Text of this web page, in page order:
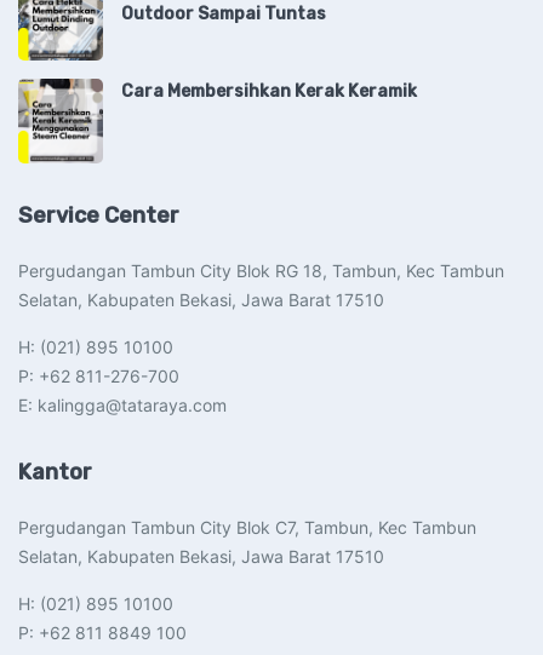
Outdoor Sampai Tuntas
Cara Membersihkan Kerak Keramik
Service Center
Pergudangan Tambun City Blok RG 18, Tambun, Kec Tambun
Selatan, Kabupaten Bekasi, Jawa Barat 17510​
H: (021) 895 10100
P: +62 811-276-700
E: kalingga@tataraya.com
Kantor
Pergudangan Tambun City Blok C7, Tambun, Kec Tambun
Selatan, Kabupaten Bekasi, Jawa Barat 17510​
H: (021) 895 10100
P: +62 811 8849 100